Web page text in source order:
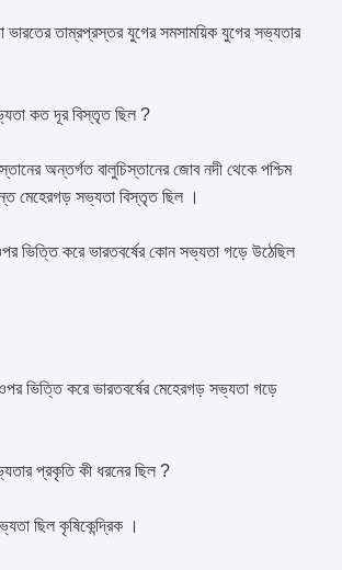
ভারতের তাম্রপ্রস্তর যুগের সমসাময়িক যুগের সভ্যতার
কত দূর বিস্তৃত ছিল ?
অন্তর্গত বালুচিস্তানের জোব নদী থেকে পশ্চিম
মেহেরগড় সভ্যতা বিস্তৃত ছিল ।
ভিত্তি করে ভারতবর্ষের কোন সভ্যতা গড়ে উঠেছিল
ভিত্তি করে ভারতবর্ষের মেহেরগড় সভ্যতা গড়ে
প্রকৃতি কী ধরনের ছিল ?
ছিল কৃষিকেন্দ্রিক ।